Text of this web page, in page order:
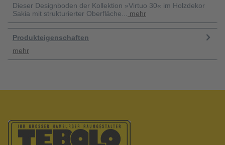
Dieser Designboden der Kollektion »Virtuo 30« im Holzdekor
Sakia mit strukturierter Oberfläche...
mehr
Produkteigenschaften
mehr